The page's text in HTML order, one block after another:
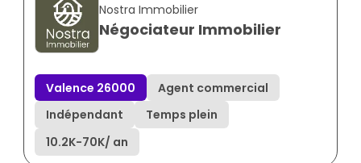
Nostra Immobilier
Négociateur Immobilier
Valence 26000
Agent commercial
Indépendant
Temps plein
10.2K-70K/ an